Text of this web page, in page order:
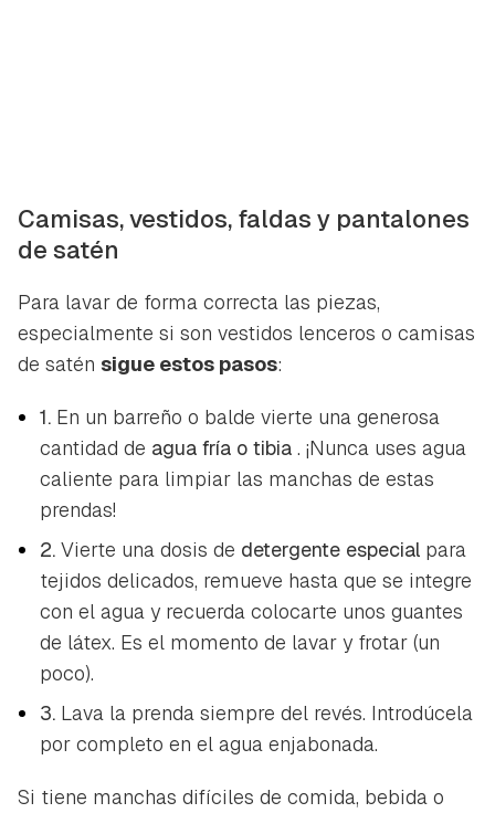
Camisas, vestidos, faldas y pantalones
de satén
Para lavar de forma correcta las piezas,
especialmente si son vestidos lenceros o camisas
de satén sigue estos pasos:
1. En un barreño o balde vierte una generosa
cantidad de agua fría o tibia . ¡Nunca uses agua
caliente para limpiar las manchas de estas
prendas!
2. Vierte una dosis de detergente especial para
tejidos delicados, remueve hasta que se integre
con el agua y recuerda colocarte unos guantes
de látex. Es el momento de lavar y frotar (un
poco).
3. Lava la prenda siempre del revés. Introdúcela
por completo en el agua enjabonada.
Si tiene manchas difíciles de comida, bebida o